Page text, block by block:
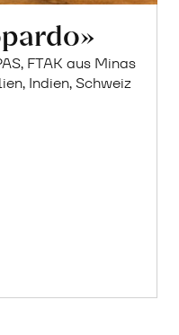
FTAK aus Minas
Indien, Schweiz